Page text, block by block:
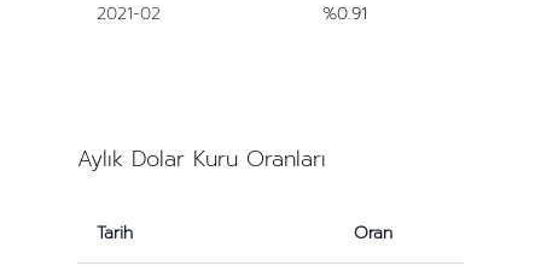
2021-02 %0.91
Aylık Dolar Kuru Oranları
Tarih Oran